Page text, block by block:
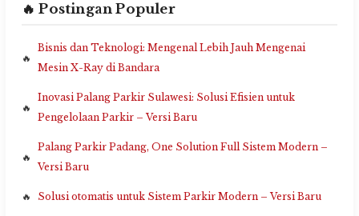
🔥 Postingan Populer
Bisnis dan Teknologi: Mengenal Lebih Jauh Mengenai
Mesin X-Ray di Bandara
Inovasi Palang Parkir Sulawesi: Solusi Efisien untuk
Pengelolaan Parkir – Versi Baru
Palang Parkir Padang, One Solution Full Sistem Modern –
Versi Baru
Solusi otomatis untuk Sistem Parkir Modern – Versi Baru